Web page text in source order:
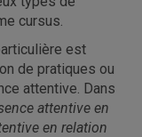
cursus.
est
de pratiques ou
attentive. Dans
attentive en
en relation